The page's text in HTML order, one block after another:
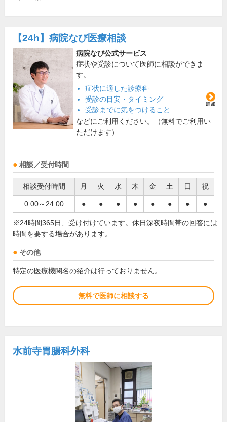
【24h】 病院なび医療相談
病院なび公式サービス
症状や受診について医師に相談ができま
す。
症状に適した診療科
受診の目安・タイミング
受診までに気をつけること
などにご利用ください。（無料でご利用い
ただけます）
相談／受付時間
相談受付時間 月 火 水 木 金 土 日 祝
0:00～24:00 ● ● ● ● ● ● ● ●
※24時間365日、受け付けています。休日深夜時間帯の回答には
時間を要する場合があります。
その他
特定の医療機関名の紹介は行っておりません。
無料で医師に相談する
水前寺胃腸科外科